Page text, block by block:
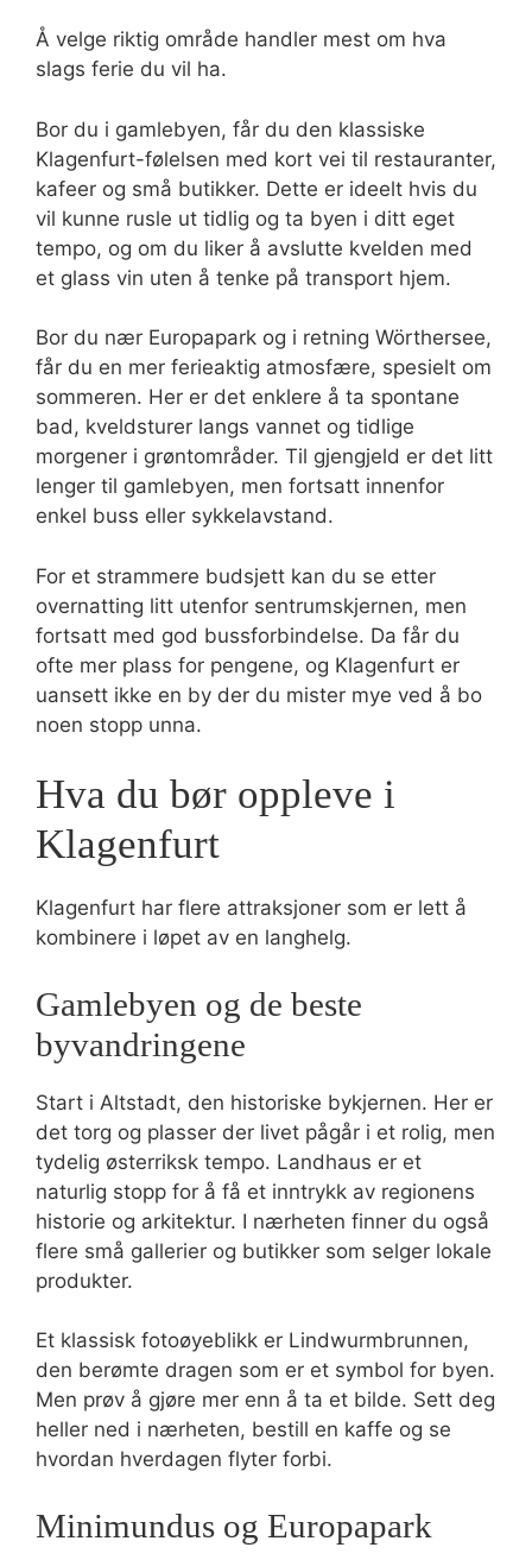
Å velge riktig område handler mest om hva
slags ferie du vil ha.
Bor du i gamlebyen, får du den klassiske
Klagenfurt-følelsen med kort vei til restauranter,
kafeer og små butikker. Dette er ideelt hvis du
vil kunne rusle ut tidlig og ta byen i ditt eget
tempo, og om du liker å avslutte kvelden med
et glass vin uten å tenke på transport hjem.
Bor du nær Europapark og i retning Wörthersee,
får du en mer ferieaktig atmosfære, spesielt om
sommeren. Her er det enklere å ta spontane
bad, kveldsturer langs vannet og tidlige
morgener i grøntområder. Til gjengjeld er det litt
lenger til gamlebyen, men fortsatt innenfor
enkel buss eller sykkelavstand.
For et strammere budsjett kan du se etter
overnatting litt utenfor sentrumskjernen, men
fortsatt med god bussforbindelse. Da får du
ofte mer plass for pengene, og Klagenfurt er
uansett ikke en by der du mister mye ved å bo
noen stopp unna.
Hva du bør oppleve i
Klagenfurt
Klagenfurt har flere attraksjoner som er lett å
kombinere i løpet av en langhelg.
Gamlebyen og de beste
byvandringene
Start i Altstadt, den historiske bykjernen. Her er
det torg og plasser der livet pågår i et rolig, men
tydelig østerriksk tempo. Landhaus er et
naturlig stopp for å få et inntrykk av regionens
historie og arkitektur. I nærheten finner du også
flere små gallerier og butikker som selger lokale
produkter.
Et klassisk fotoøyeblikk er Lindwurmbrunnen,
den berømte dragen som er et symbol for byen.
Men prøv å gjøre mer enn å ta et bilde. Sett deg
heller ned i nærheten, bestill en kaffe og se
hvordan hverdagen flyter forbi.
Minimundus og Europapark